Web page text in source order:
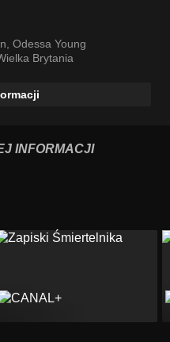
, Odessa Young
Brytania
INFORMACJI